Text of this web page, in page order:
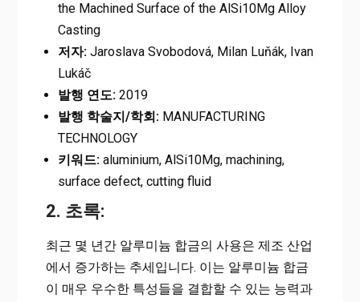
the Machined Surface of the AlSi10Mg Alloy
Casting
저자:Jaroslava Svobodová, Milan Luňák, Ivan
Lukáč
발행 연도:2019
발행 학술지/학회:MANUFACTURING
TECHNOLOGY
키워드:aluminium, AlSi10Mg, machining,
surface defect, cutting fluid
2. 초록:
최근 몇 년간 알루미늄 합금의 사용은 제조 산업
에서 증가하는 추세입니다. 이는 알루미늄 합금
이 매우 우수한 특성들을 결합할 수 있는 능력과